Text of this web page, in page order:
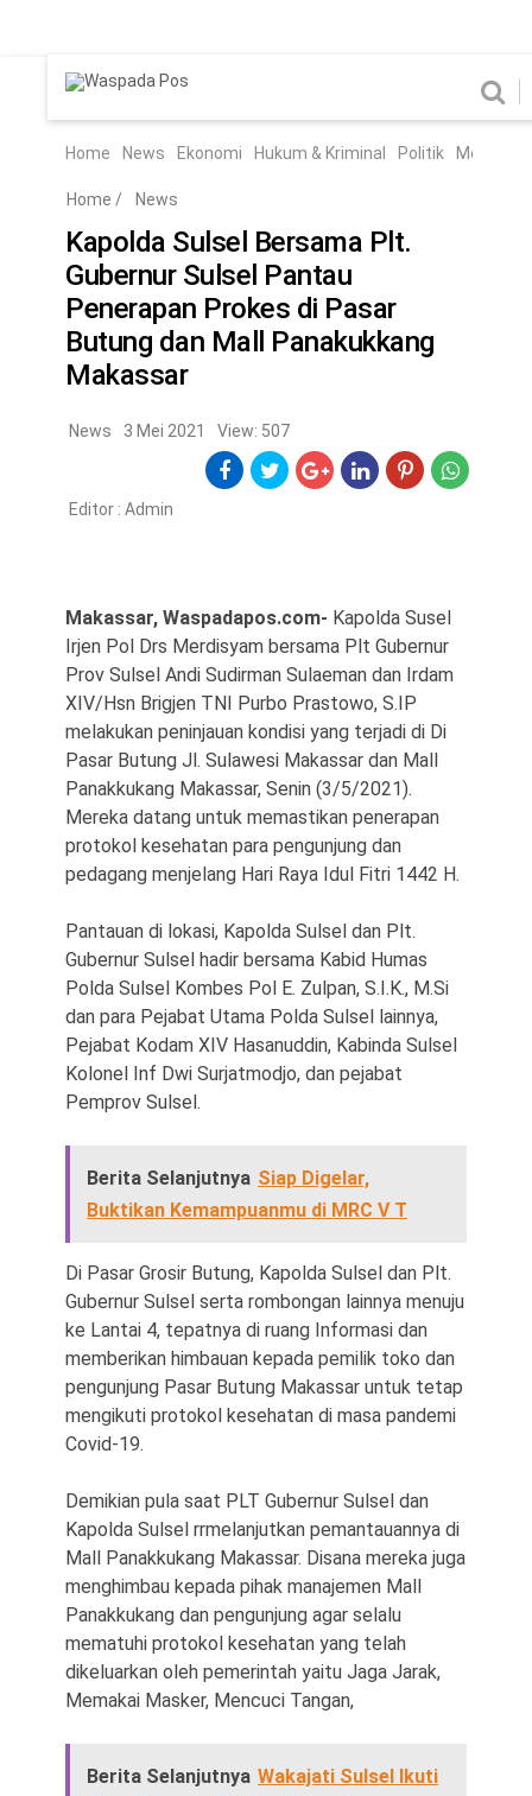
Ekonomi Hukum & Kriminal
Hiburan Pendidikan
Tekno
Copyright
Waspada
Theme
Home News Ekonomi Hukum & Kriminal Politik Metro
Home / News
Kapolda Sulsel Bersama Plt.
Gubernur Sulsel Pantau
Penerapan Prokes di Pasar
Butung dan Mall Panakukkang
Makassar
News 3 Mei 2021 View: 507
Editor : Admin
Makassar, Waspadapos.com- Kapolda Susel
Irjen Pol Drs Merdisyam bersama Plt Gubernur
Prov Sulsel Andi Sudirman Sulaeman dan Irdam
XIV/Hsn Brigjen TNI Purbo Prastowo, S.IP
melakukan peninjauan kondisi yang terjadi di Di
Pasar Butung Jl. Sulawesi Makassar dan Mall
Panakkukang Makassar, Senin (3/5/2021).
Mereka datang untuk memastikan penerapan
protokol kesehatan para pengunjung dan
pedagang menjelang Hari Raya Idul Fitri 1442 H.
Pantauan di lokasi, Kapolda Sulsel dan Plt.
Gubernur Sulsel hadir bersama Kabid Humas
Polda Sulsel Kombes Pol E. Zulpan, S.I.K., M.Si
dan para Pejabat Utama Polda Sulsel lainnya,
Pejabat Kodam XIV Hasanuddin, Kabinda Sulsel
Kolonel Inf Dwi Surjatmodjo, dan pejabat
Pemprov Sulsel.
Berita Selanjutnya Siap Digelar,
Buktikan Kemampuanmu di MRC V T
Di Pasar Grosir Butung, Kapolda Sulsel dan Plt.
Gubernur Sulsel serta rombongan lainnya menuju
ke Lantai 4, tepatnya di ruang Informasi dan
memberikan himbauan kepada pemilik toko dan
pengunjung Pasar Butung Makassar untuk tetap
mengikuti protokol kesehatan di masa pandemi
Covid-19.
Demikian pula saat PLT Gubernur Sulsel dan
Kapolda Sulsel rrmelanjutkan pemantauannya di
Mall Panakkukang Makassar. Disana mereka juga
menghimbau kepada pihak manajemen Mall
Panakkukang dan pengunjung agar selalu
mematuhi protokol kesehatan yang telah
dikeluarkan oleh pemerintah yaitu Jaga Jarak,
Memakai Masker, Mencuci Tangan,
Berita Selanjutnya Wakajati Sulsel Ikuti